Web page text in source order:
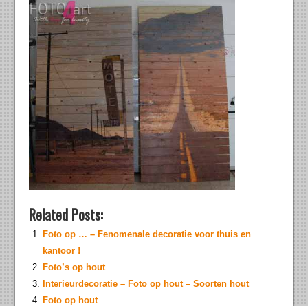
Related Posts:
Foto op … – Fenomenale decoratie voor thuis en
kantoor !
Foto’s op hout
Interieurdecoratie – Foto op hout – Soorten hout
Foto op hout